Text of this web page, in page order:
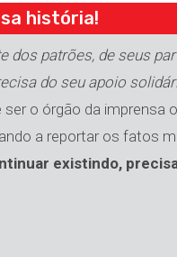
história!
dos patrões, de seus
do seu apoio
o órgão da imprensa
a reportar os fatos
existindo,